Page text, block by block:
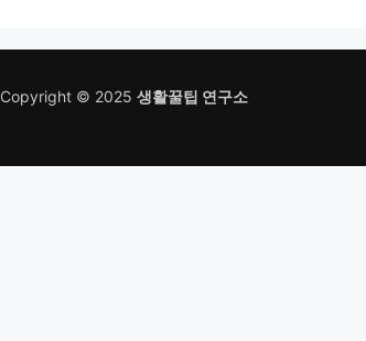
Copyright © 2025 생활꿀팁 연구소